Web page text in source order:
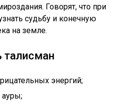
Говорят, что при
судьбу и конечную
на земле.
талисман
энергий;
ауры;